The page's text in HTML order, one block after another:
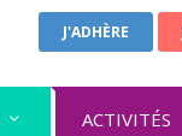
J'ADHÈRE
ACTIVITÉS